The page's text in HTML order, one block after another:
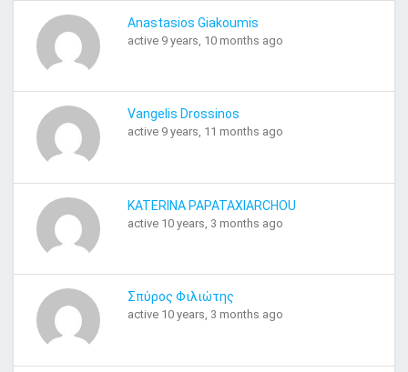
Anastasios Giakoumis
active 9 years, 10 months ago
Vangelis Drossinos
active 9 years, 11 months ago
KATERINA PAPATAXIARCHOU
active 10 years, 3 months ago
Σπύρος Φιλιώτης
active 10 years, 3 months ago